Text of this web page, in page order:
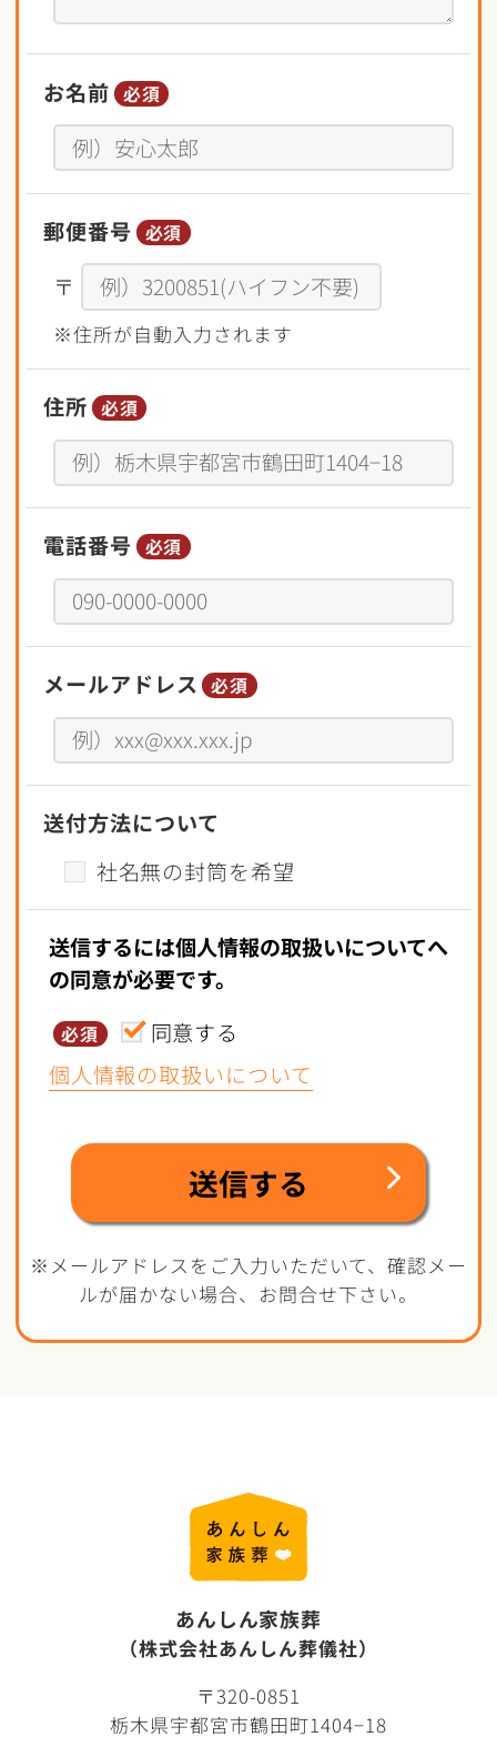
お名前 必須
郵便番号 必須
〒
※住所が自動入力されます
住所 必須
電話番号 必須
メールアドレス 必須
送付方法について
社名無の封筒を希望
送信するには個人情報の取扱いについてへ
の同意が必要です。
必須
同意する
個人情報の取扱いについて
※メールアドレスをご入力いただいて、確認メー
ルが届かない場合、お問合せ下さい。
あんしん家族葬
（株式会社あんしん葬儀社）
〒320-0851
栃木県宇都宮市鶴田町1404−18